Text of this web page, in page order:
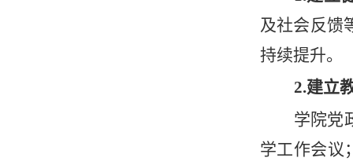
及社会反馈
持续提升。
2.建立
学院党
学工作会议